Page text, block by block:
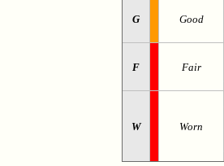
G Good
F Fair
W Worn